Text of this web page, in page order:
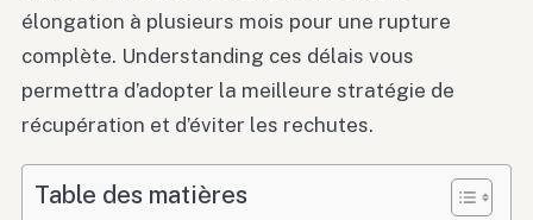
élongation à plusieurs mois pour une rupture
complète. Understanding ces délais vous
permettra d’adopter la meilleure stratégie de
récupération et d’éviter les rechutes.
Table des matières